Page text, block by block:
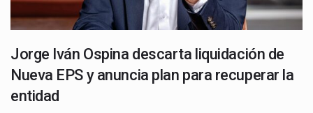
Jorge Iván Ospina descarta liquidación de
Nueva EPS y anuncia plan para recuperar la
entidad